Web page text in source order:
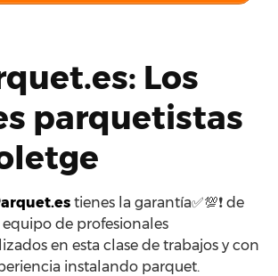
Los
parquetistas
tienes la garantía✅💯❗ de
de profesionales
en esta clase de trabajos y con
instalando parquet.